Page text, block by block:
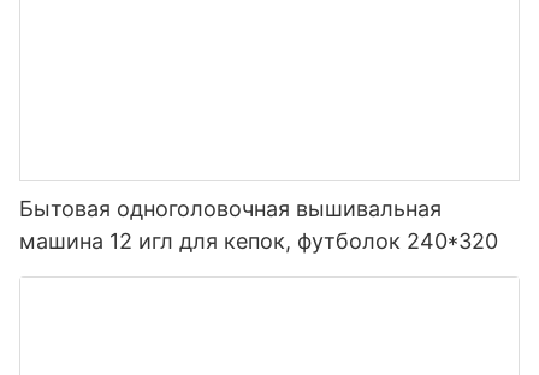
Бытовая одноголовочная вышивальная
машина 12 игл для кепок, футболок 240*320